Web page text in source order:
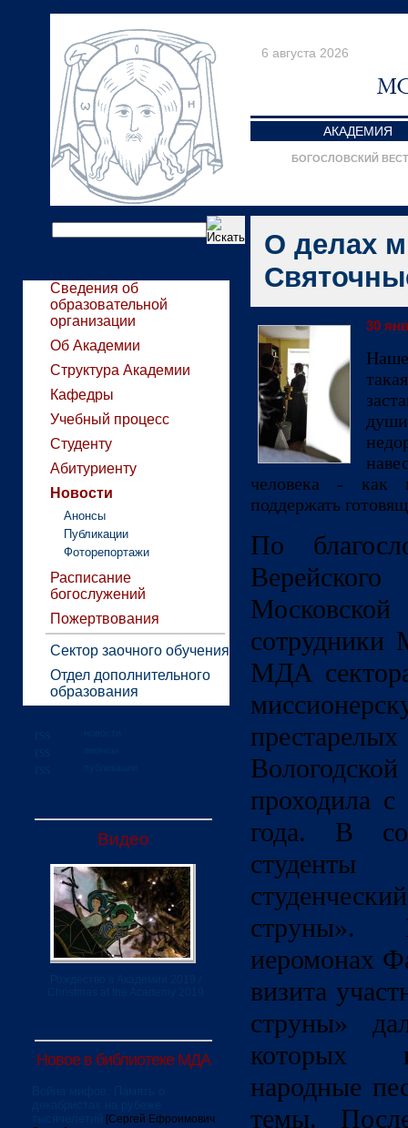
6 августа 2026
АКАДЕМИЯ
БОГОСЛОВСКИЙ
Сведения об
образовательной
организации
Об Академии
Структура Академии
Кафедры
Учебный процесс
Студенту
Абитуриенту
Новости
Анонсы
Публикации
Фоторепортажи
Расписание
богослужений
Пожертвования
Сектор заочного обучения
Отдел дополнительного
образования
Видео
Новое в библиотеке МДА
[Сергей Ефроимович
О делах
30
Наше
человека - как
поддержать
По
сотрудники
МДА
проходила
года. В
струны».
иеромонах
визита
струны»
которых
народные
темы.